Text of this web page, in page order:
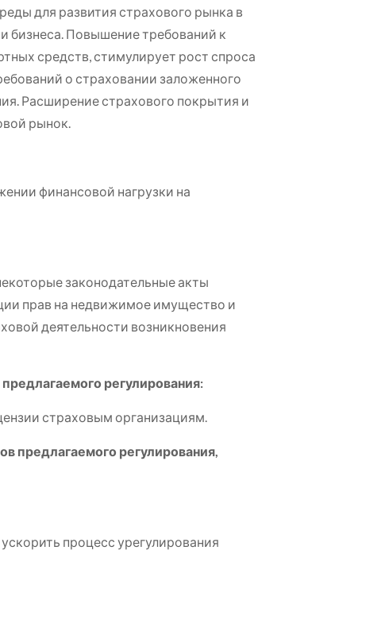
для развития страхового рынка в
бизнеса. Повышение требований к
средств, стимулирует рост спроса
о страховании заложенного
Расширение страхового покрытия и
рынок.
финансовой нагрузки на
законодательные акты
прав на недвижимое имущество и
деятельности возникновения
регулирования:
страховым организациям.
предлагаемого регулирования,
процесс урегулирования